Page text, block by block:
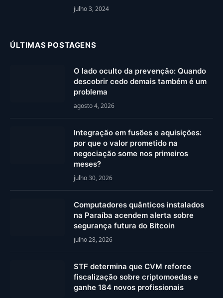
julho 3, 2024
ÚLTIMAS POSTAGENS
O lado oculto da prevenção: Quando
descobrir cedo demais também é um
problema
agosto 4, 2026
Integração em fusões e aquisições:
por que o valor prometido na
negociação some nos primeiros
meses?
julho 30, 2026
Computadores quânticos instalados
na Paraíba acendem alerta sobre
segurança futura do Bitcoin
julho 28, 2026
STF determina que CVM reforce
fiscalização sobre criptomoedas e
ganhe 184 novos profissionais